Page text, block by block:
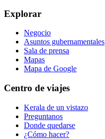
Explorar
Negocio
Asuntos gubernamentales
Sala de prensa
Mapas
Mapa de Google
Centro de viajes
Kerala de un vistazo
Preguntanos
Donde quedarse
¿Cómo hacer?